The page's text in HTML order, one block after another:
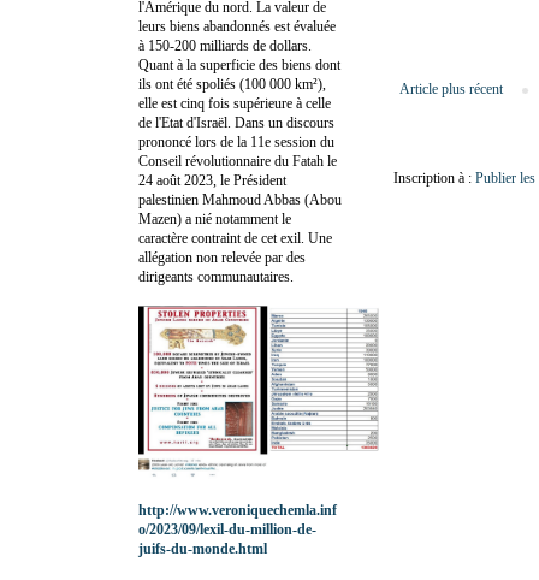
Article plus récent
Inscription à : Publier
l'Amérique du nord. La valeur de
leurs biens abandonnés est évaluée
à 150-200 milliards de dollars.
Quant à la superficie des biens dont
ils ont été spoliés (100 000 km²),
elle est cinq fois supérieure à celle
de l'Etat d'Israël. Dans un discours
prononcé lors de la 11e session du
Conseil révolutionnaire du Fatah le
24 août 2023, le Président
palestinien Mahmoud Abbas (Abou
Mazen) a nié notamment le
caractère contraint de cet exil. Une
allégation non relevée par des
dirigeants communautaires.
http://www.veroniquechemla.inf
o/2023/09/lexil-du-million-de-
juifs-du-monde.html